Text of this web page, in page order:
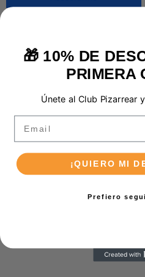
🎁 10% DE
PRIMERA
Únete al Club Pizarrear
Email
¡QUIERO MI
Prefiero